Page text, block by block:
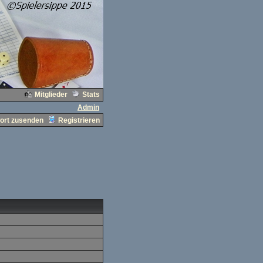
Mitglieder
Stats
Admin
zusenden Registrieren